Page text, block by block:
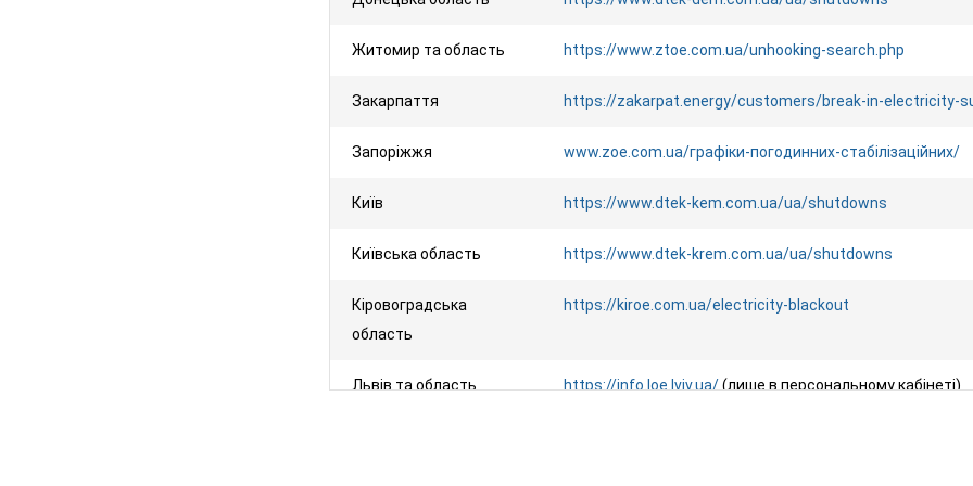
Житомир та область https://www.ztoe.com.ua/unhooking-search.php
Закарпаття https://zakarpat.energy/customers/break-in-electricity-
Запоріжжя www.zoe.com.ua/графіки-погодинних-стабілізаційних/
Київ https://www.dtek-kem.com.ua/ua/shutdowns
Київська область https://www.dtek-krem.com.ua/ua/shutdowns
Кіровоградська
область
https://kiroe.com.ua/electricity-blackout
Львів та область https://info.loe.lviv.ua/(лише в персональному кабінеті)